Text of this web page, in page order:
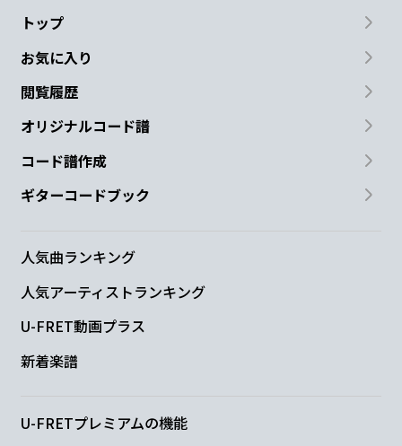
トップ
お気に入り
閲覧履歴
オリジナルコード譜
コード譜作成
ギターコードブック
人気曲ランキング
人気アーティストランキング
U-FRET動画プラス
新着楽譜
U-FRETプレミアムの機能